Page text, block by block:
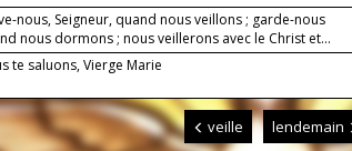
nous, Seigneur, quand nous veillons ; garde-nous
nous dormons ; nous veillerons avec le Christ et...
te saluons, Vierge Marie
veille lendemain